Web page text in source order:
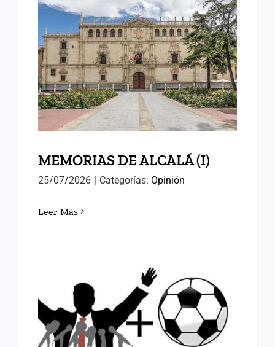
MEMORIAS DE ALCALÁ (I)
MEMORIAS DE ALCALÁ (I)
25/07/2026 | Categorías: Opinión
Leer Más
FÚTBOL Y RELEVOS
POLÍTICOS